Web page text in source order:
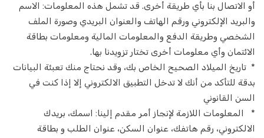
توصيل أي شيء وفي أي مكان
تسليم الطرود
جني التسليم
عداء التسليم
تسليم المواد الغذائية والتخزين
أو الاتصال بنا بأي طريقة أخرى. قد تشمل هذه المعلومات: الاسم
والبريد الإلكتروني ورقم الهاتف والعنوان البريدي وصورة الملف
الشخصي وطريقة الدفع والمعلومات المالية ومعلومات بطاقة
الائتمان وأي معلومات أخرى تختار تزويدنا بها.
* تاريخ الميلاد الصحيح الخاص بك، وقد نحتاج منك تعبئة البيانات
بدقة للتأكد من أنك لا تدخل التطبيق الالكتروني إلا إذا كنت في
السن القانوني
* المعلومات اللازمة لإنجاز أمر مقدم إلينا: اسمك، بريدك
الالكتروني، رقم هاتفك، عنوان السكن، عنوان الطلب و بطاقة